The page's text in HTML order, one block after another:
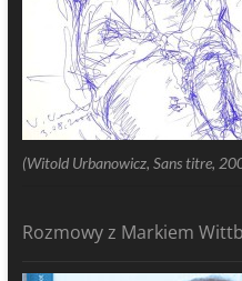
(Witold Urbanowicz, Sans titre,
Rozmowy z Markiem